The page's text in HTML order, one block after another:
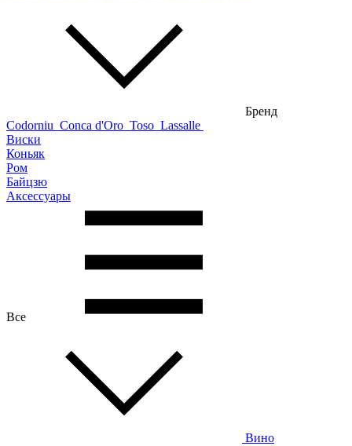
Бренд
Codorniu Conca d'Oro Toso Lassalle
Виски
Коньяк
Ром
Байцзю
Аксессуары
Все
Вино